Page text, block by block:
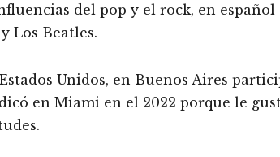
del pop y el rock, en español
Los Beatles.
Unidos, en Buenos Aires
en Miami en el 2022 porque le